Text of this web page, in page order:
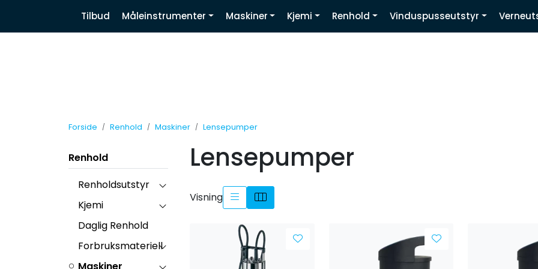
Nyhetsbrev | Facebook | Linkedin | Youtube
Tilbud Måleinstrumenter Maskiner Kjemi Renhold Vinduspusseutstyr
Forside Renhold Maskiner Lensepumper
Renhold
Renholdsutstyr
Kjemi
Daglig Renhold
Forbruksmateriell
Maskiner
Lensepumper
Visning